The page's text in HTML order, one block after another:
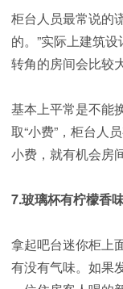
柜台人员最常说的
的。”实际上建筑
转角的房间会比较
基本上平常是不能
取“小费”，柜台人
小费，就有机会房
7.玻璃杯有柠檬香
拿起吧台迷你柜上
有没有气味。如果